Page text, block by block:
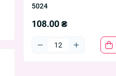
5024
108.00 ₴